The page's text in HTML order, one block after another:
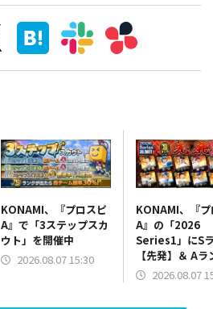
KONAMI、『プロスピ
A』で「3ステップスカ
ウト」を開催中
2026.08.07 15:30
KONAMI、『
A』の「2026
Series1」にS
【先発】＆ Aラ
【野手】新登
2026.08.07